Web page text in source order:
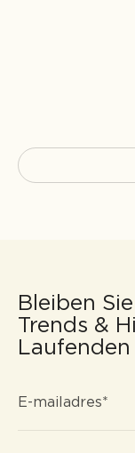
Bleiben
Trends &
Laufenden
mailadres
E-mailadres*